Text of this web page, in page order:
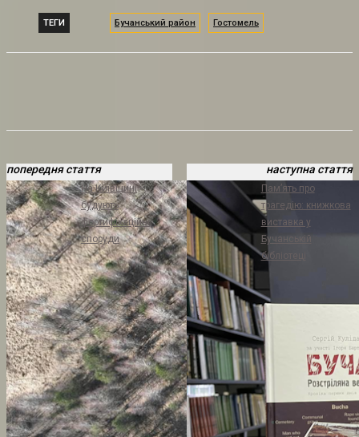
ТЕГИ Бучанський район Гостомель
попередня стаття
На Київщині
будують
фортифікаційні
споруди
наступна стаття
Пам’ять про
трагедію: книжкова
виставка у
Бучанській
бібліотеці